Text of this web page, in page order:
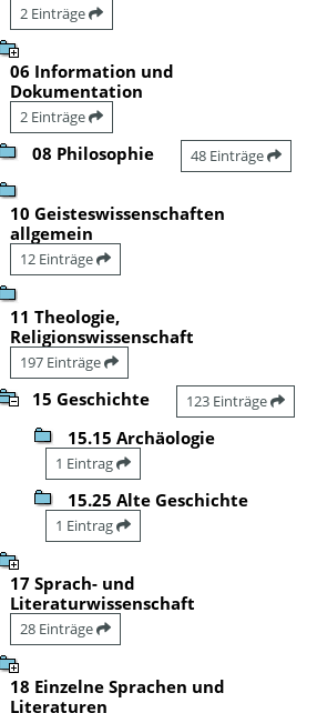
2 Einträge
06 Information und
Dokumentation
2 Einträge
08 Philosophie 48 Einträge
10 Geisteswissenschaften
allgemein
12 Einträge
11 Theologie,
Religionswissenschaft
197 Einträge
15 Geschichte 123 Einträge
15.15 Archäologie
1 Eintrag
15.25 Alte Geschichte
1 Eintrag
17 Sprach- und
Literaturwissenschaft
28 Einträge
18 Einzelne Sprachen und
Literaturen